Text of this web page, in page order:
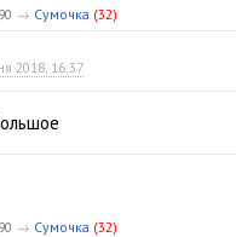
→ Сумочка (32)
2018, 16:37
→ Сумочка (32)